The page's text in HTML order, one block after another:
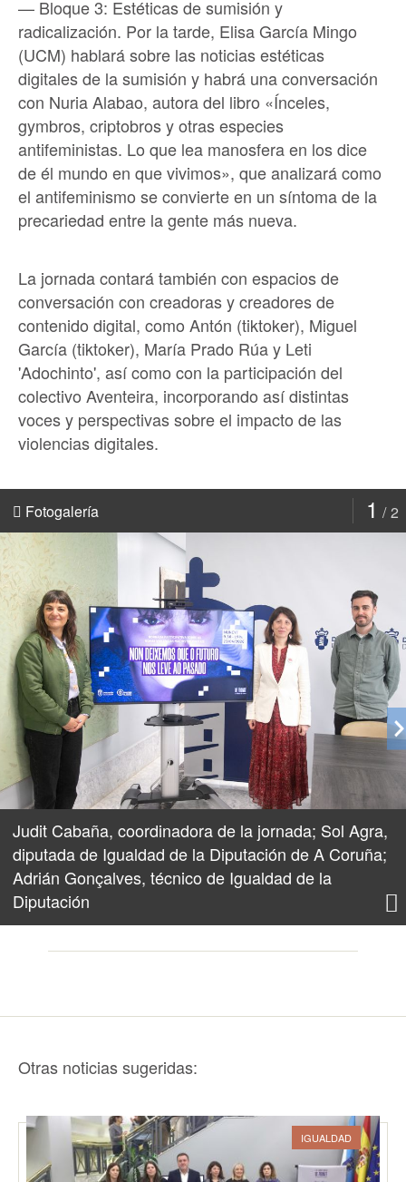
— Bloque 3: Estéticas de sumisión y
radicalización. Por la tarde, Elisa García Mingo
(UCM) hablará sobre las noticias estéticas
digitales de la sumisión y habrá una conversación
con Nuria Alabao, autora del libro «Ínceles,
gymbros, criptobros y otras especies
antifeministas. Lo que lea manosfera en los dice
de él mundo en que vivimos», que analizará como
el antifeminismo se convierte en un síntoma de la
precariedad entre la gente más nueva.
La jornada contará también con espacios de
conversación con creadoras y creadores de
contenido digital, como Antón (tiktoker), Miguel
García (tiktoker), María Prado Rúa y Leti
'Adochinto', así como con la participación del
colectivo Aventeira, incorporando así distintas
voces y perspectivas sobre el impacto de las
violencias digitales.
1 2
Fotogalería
Judit Cabaña, coordinadora de la jornada; Sol Agra,
diputada de Igualdad de la Diputación de A Coruña;
Adrián Gonçalves, técnico de Igualdad de la
Diputación
Otras noticias sugeridas:
IGUALDAD